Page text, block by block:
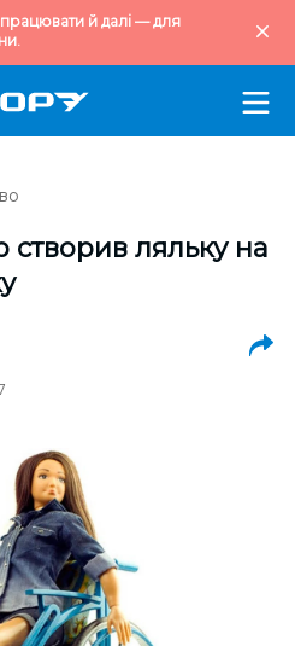
й далі — для
ляльку на